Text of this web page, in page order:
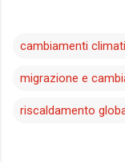
cambiamenti
migrazione e
riscaldamento